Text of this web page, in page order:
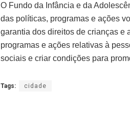
O Fundo da Infância e da
das políticas, programas e ações
garantia dos direitos de crianças e
programas e ações relativas à
sociais e criar condições para
Tags: cidade